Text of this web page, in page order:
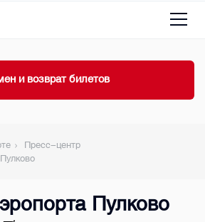
и возврат билетов
Пресс-центр
Пулково